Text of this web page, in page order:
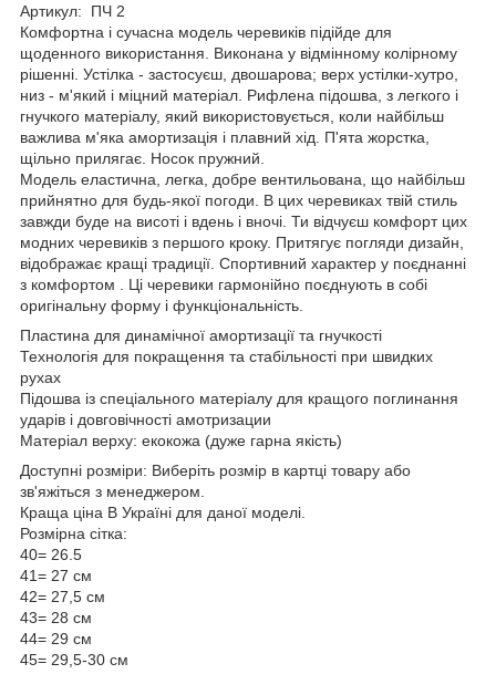
Артикул: ПЧ 2
Комфортна і сучасна модель черевиків підійде для
щоденного використання. Виконана у відмінному колірному
рішенні. Устілка - застосуєш, двошарова; верх устілки-хутро,
низ - м'який і міцний матеріал. Рифлена підошва, з легкого і
гнучкого матеріалу, який використовується, коли найбільш
важлива м'яка амортизація і плавний хід. П'ята жорстка,
щільно прилягає. Носок пружний.
Модель еластична, легка, добре вентильована, що найбільш
прийнятно для будь-якої погоди. В цих черевиках твій стиль
завжди буде на висоті і вдень і вночі. Ти відчуєш комфорт цих
модних черевиків з першого кроку. Притягує погляди дизайн,
відображає кращі традиції. Спортивний характер у поєднанні
з комфортом . Ці черевики гармонійно поєднують в собі
оригінальну форму і функціональність.
Пластина для динамічної амортизації та гнучкості
Технологія для покращення та стабільності при швидких
рухах
Підошва із спеціального матеріалу для кращого поглинання
ударів і довговічності амотризации
Матеріал верху: екокожа (дуже гарна якість)
Доступні розміри: Виберіть розмір в картці товару або
зв'яжіться з менеджером.
Краща ціна В Україні для даної моделі.
Розмірна сітка:
40= 26.5
41= 27 см
42= 27,5 см
43= 28 см
44= 29 см
45= 29,5-30 см